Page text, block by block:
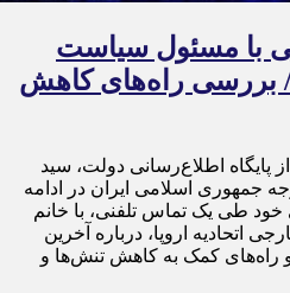
با مسئول سیاست
بررسی راه‌های کاهش
پایگاه اطلاع‌رسانی دولت، سید
جمهوری اسلامی ایران در ادامه
خود طی یک تماس تلفنی، با خانم
اتحادیه اروپا، درباره آخرین
راه‌های کمک به کاهش تنش‌ها و